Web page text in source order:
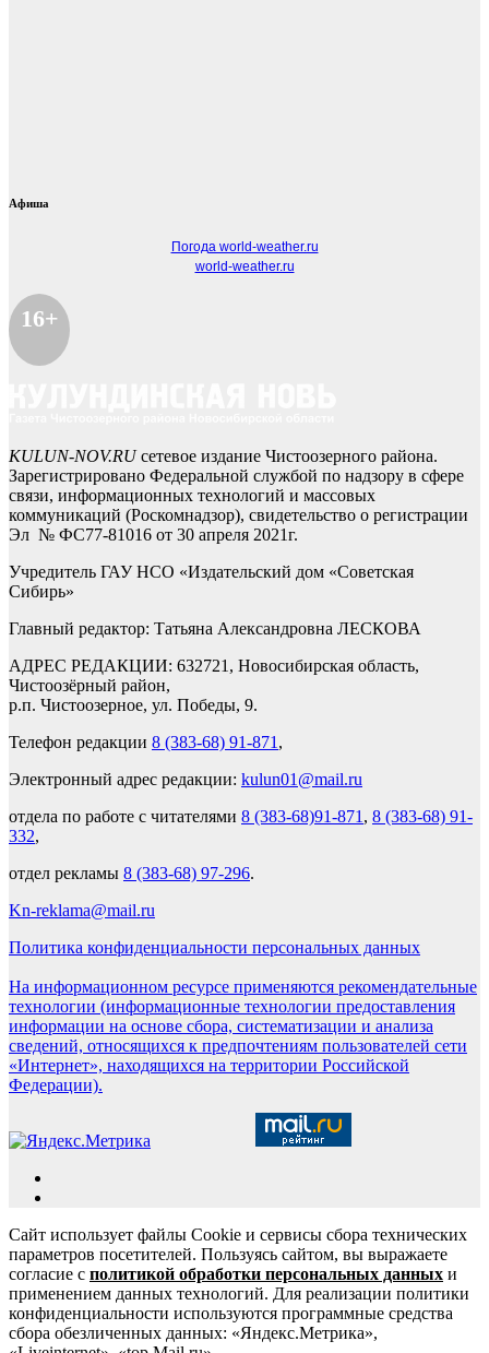
Афиша
Погода world-weather.ru
world-weather.ru
16+
KULUN-NOV.RUсетевое издание Чистоозерного района.
Зарегистрировано Федеральной службой по надзору в сфере
связи, информационных технологий и массовых
коммуникаций (Роскомнадзор), свидетельство о регистрации
Эл № ФС77-81016 от 30 апреля 2021г.
Учредитель ГАУ НСО «Издательский дом «Советская
Сибирь»
Главный редактор: Татьяна Александровна ЛЕСКОВА
АДРЕС РЕДАКЦИИ: 632721, Новосибирская область,
Чистоозёрный район,
р.п. Чистоозерное, ул. Победы, 9.
Телефон редакции 8 (383-68) 91-871 ,
Электронный адрес редакции: kulun01@mail.ru
отдела по работе с читателями 8 (383-68)91-871 , 8 (383-68) 91-
332,
отдел рекламы 8 (383-68) 97-296.
Kn-reklama@mail.ru
Политика конфиденциальности персональных данных
На информационном ресурсе применяются рекомендательные
технологии (информационные технологии предоставления
информации на основе сбора, систематизации и анализа
сведений, относящихся к предпочтениям пользователей сети
«Интернет», находящихся на территории Российской
Федерации).
Сайт использует файлы Cookie и сервисы сбора технических
параметров посетителей. Пользуясь сайтом, вы выражаете
согласие с политикой обработки персональных данных и
применением данных технологий. Для реализации политики
конфиденциальности используются программные средства
сбора обезличенных данных: «Яндекс.Метрика»,